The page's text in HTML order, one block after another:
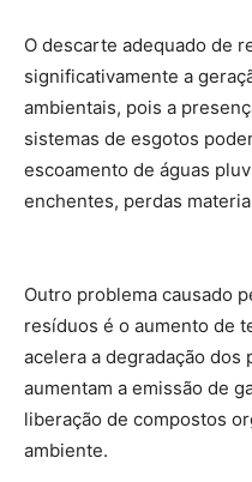
O descarte adequado de
significativamente a
ambientais, pois a
sistemas de esgotos
escoamento de águas
enchentes, perdas
Outro problema causado
resíduos é o aumento de
acelera a degradação dos
aumentam a emissão de
liberação de compostos
ambiente.